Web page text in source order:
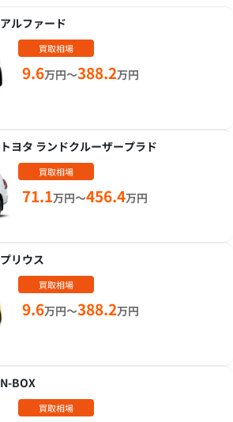
アルファード
買取相場
9.6万円～388.2万円
トヨタ ランドクルーザープラド
買取相場
71.1万円～456.4万円
プリウス
買取相場
9.6万円～388.2万円
N-BOX
買取相場